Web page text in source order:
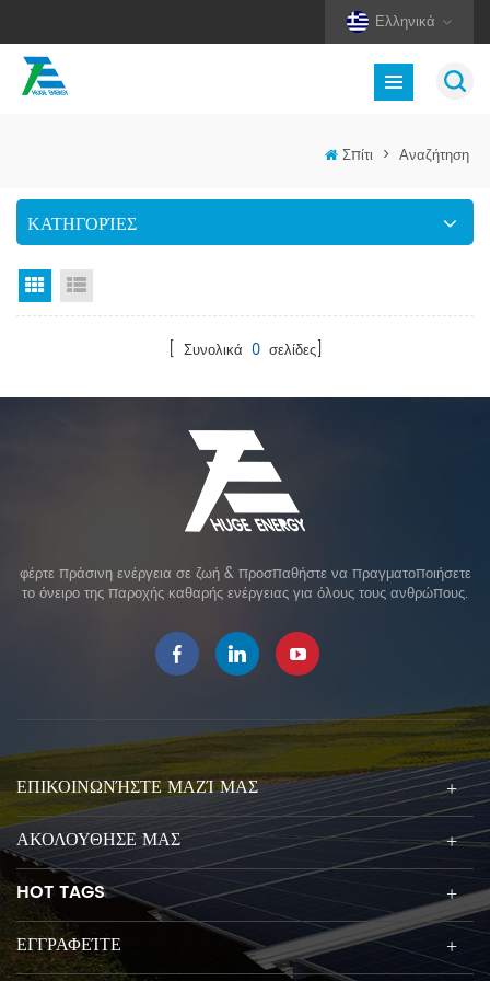
Ελληνικά
Σπίτι > Αναζήτηση
ΚΑΤΗΓΟΡΊΕΣ
Προβολή πλέγματος
[ Συνολικά 0σελίδες]
φέρτε πράσινη ενέργεια σε ζωή & προσπαθήστε να πραγματοποιήσετε
το όνειρο της παροχής καθαρής ενέργειας για όλους τους ανθρώπους.
ΕΠΙΚΟΙΝΩΝΉΣΤΕ ΜΑΖΊ ΜΑΣ
ΑΚΟΛΟΥΘΗΣΕ ΜΑΣ
HOT TAGS
ΕΓΓΡΑΦΕΊΤΕ